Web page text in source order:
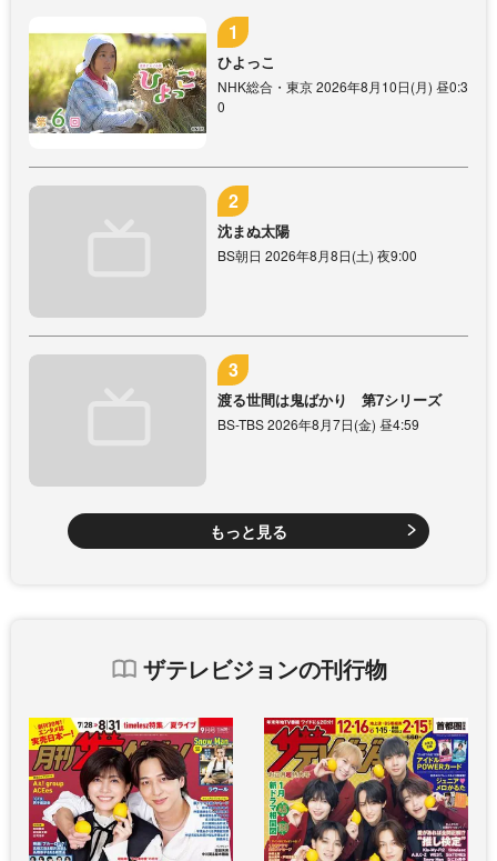
ひよっこ
NHK総合・東京 2026年8月10日(月) 昼0:3
0
沈まぬ太陽
BS朝日 2026年8月8日(土) 夜9:00
渡る世間は鬼ばかり 第7シリーズ
BS-TBS 2026年8月7日(金) 昼4:59
もっと見る
ザテレビジョンの刊行物